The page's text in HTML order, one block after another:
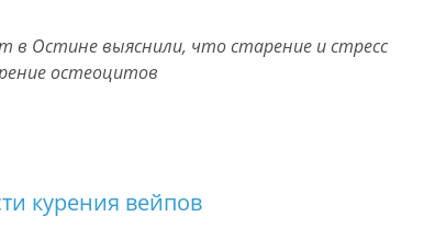
в Остине выяснили, что старение и стресс
остеоцитов
курения вейпов